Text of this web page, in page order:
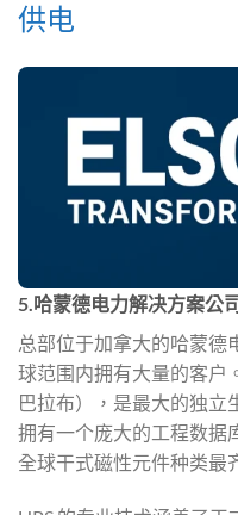
供电
5.哈蒙德电力解决方案公司
总部位于加拿大的哈蒙德
球范围内拥有大量的客户
巴拉布），是最大的独立
拥有一个庞大的工程数据
全球干式磁性元件种类最